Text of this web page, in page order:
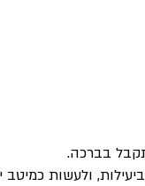
בברכה.
ולעשות כמיטב